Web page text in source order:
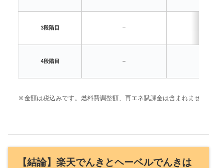
3段階目 –
4段階目 –
※金額は税込みです。燃料費調整額、再エネ賦課金は含まれません。
【結論】楽天でんきとヘーベルでんきは